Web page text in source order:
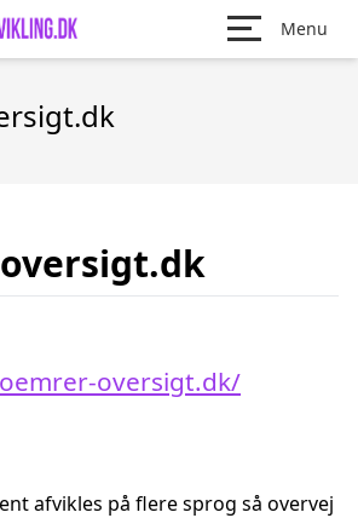
Menu
oversigt.dk/
afvikles på flere sprog så overvej